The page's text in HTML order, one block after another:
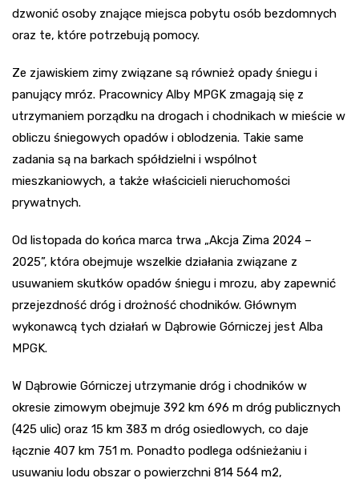
dzwonić osoby znające miejsca pobytu osób bezdomnych
oraz te, które potrzebują pomocy.
Ze zjawiskiem zimy związane są również opady śniegu i
panujący mróz. Pracownicy Alby MPGK zmagają się z
utrzymaniem porządku na drogach i chodnikach w mieście w
obliczu śniegowych opadów i oblodzenia. Takie same
zadania są na barkach spółdzielni i wspólnot
mieszkaniowych, a także właścicieli nieruchomości
prywatnych.
Od listopada do końca marca trwa „Akcja Zima 2024 –
2025”, która obejmuje wszelkie działania związane z
usuwaniem skutków opadów śniegu i mrozu, aby zapewnić
przejezdność dróg i drożność chodników. Głównym
wykonawcą tych działań w Dąbrowie Górniczej jest Alba
MPGK.
W Dąbrowie Górniczej utrzymanie dróg i chodników w
okresie zimowym obejmuje 392 km 696 m dróg publicznych
(425 ulic) oraz 15 km 383 m dróg osiedlowych, co daje
łącznie 407 km 751 m. Ponadto podlega odśnieżaniu i
usuwaniu lodu obszar o powierzchni 814 564 m2,